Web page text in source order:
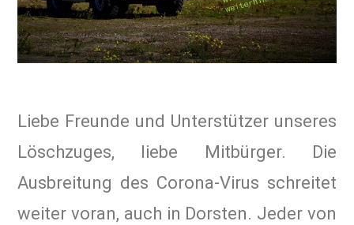
Liebe Freunde und Unterstützer unseres
Löschzuges, liebe Mitbürger. Die
Ausbreitung des Corona-Virus schreitet
weiter voran, auch in Dorsten. Jeder von